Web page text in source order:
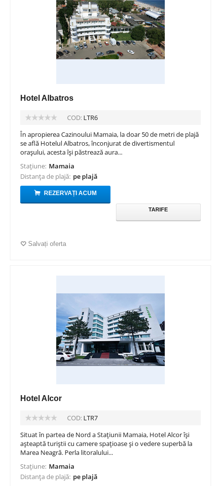
Hotel Albatros
COD: LTR6
În apropierea Cazinoului Mamaia, la doar 50 de metri de plajă
se află Hotelul Albatros, înconjurat de divertismentul
orașului, acesta își păstrează aura...
Stațiune: Mamaia
Distanța de plajă: pe plajă
REZERVAȚI ACUM
TARIFE
Salvați oferta
Hotel Alcor
COD: LTR7
Situat în partea de Nord a Stațiunii Mamaia, Hotel Alcor își
așteaptă turiștii cu camere spațioase și o vedere superbă la
Marea Neagră. Perla litoralului...
Stațiune: Mamaia
Distanța de plajă: pe plajă